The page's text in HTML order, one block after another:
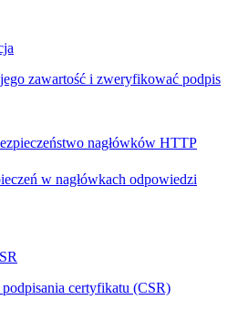
zawartość i zweryfikować podpis
nagłówków HTTP
w nagłówkach odpowiedzi
certyfikatu (CSR)